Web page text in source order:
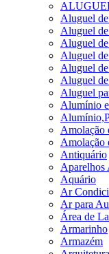
Aluguel
Aluguel
Aluguel
Aluguel
Aluguel
Aluguel
Aluguel
Alumínio
Amolação
Amolação
Antiquário
Aparelhos
Aquário
Ar
Ar para
Área de
Armarinho
Armazém